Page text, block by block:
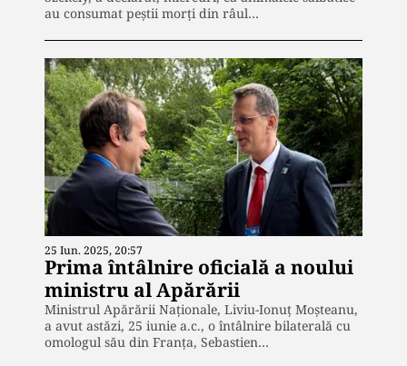
au consumat peștii morți din râul…
25 Iun. 2025, 20:57
Prima întâlnire oficială a noului
ministru al Apărării
Ministrul Apărării Naționale, Liviu-Ionuț Moșteanu,
a avut astăzi, 25 iunie a.c., o întâlnire bilaterală cu
omologul său din Franța, Sebastien…